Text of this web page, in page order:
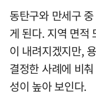
동탄구와 만세구
게 된다. 지역 면적
이 내려지겠지만,
결정한 사례에 비
성이 높아 보인다.